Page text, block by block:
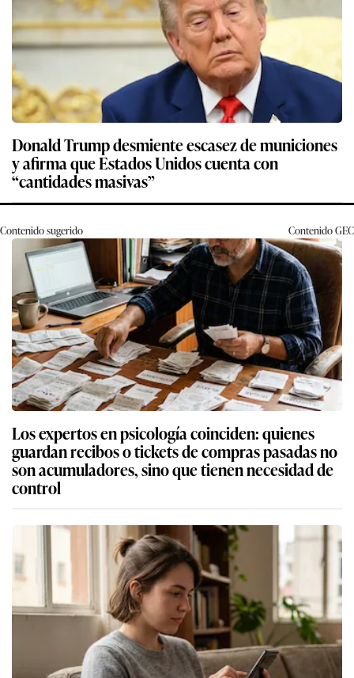
Donald Trump desmiente escasez de municiones
y afirma que Estados Unidos cuenta con
“cantidades masivas”
Contenido sugerido ContenidoGEC
Los expertos en psicología coinciden: quienes
guardan recibos o tickets de compras pasadas no
son acumuladores, sino que tienen necesidad de
control